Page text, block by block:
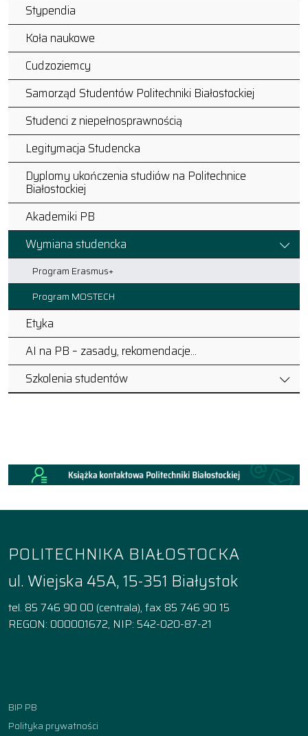
Stypendia
Koła naukowe
Cudzoziemcy
Samorząd Studentów Politechniki Białostockiej
Studenci z niepełnosprawnością
Legitymacja Studencka
Dyplomy ukończenia studiów na Politechnice
Białostockiej
Akademiki PB
Wymiana studencka
Program Erasmus+
Program MOSTECH
Etyka
AI na PB – zasady, rekomendacje…
Szkolenia studentów
POLITECHNIKA BIAŁOSTOCKA
ul. Wiejska 45A, 15-351 Białystok
tel. 85 746 90 00 (centrala), fax 85 746 90 15
REGON: 000001672, NIP: 542-020-87-21
BIP PB
Polityka prywatności